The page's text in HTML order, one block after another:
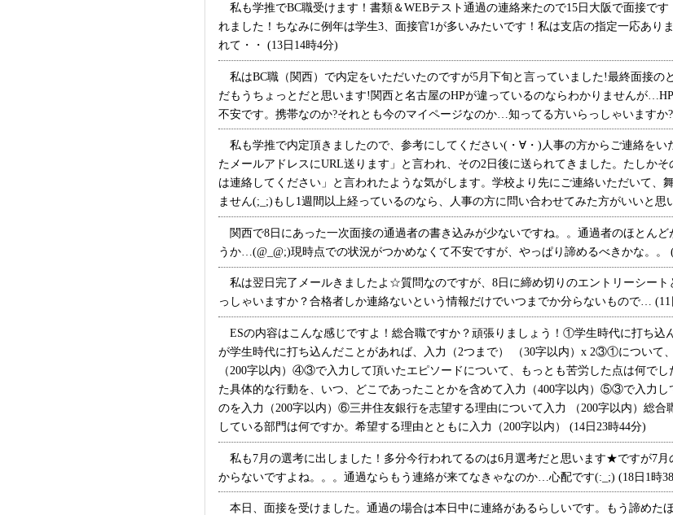
私も学推でBC職受けます！書類＆WEBテスト通過の連絡来たので15日大阪で面接です
れました！ちなみに例年は学生3、面接官1が多いみたいです！私は支店の指定一応あり
れて・・ (13日14時4分)
私はBC職（関西）で内定をいただいたのですが5月下旬と言っていました!最終面接の
だもうちょっとだと思います!関西と名古屋のHPが違っているのならわかりませんが
不安です。携帯なのか?それとも今のマイページなのか…知ってる方いらっしゃいますか
私も学推で内定頂きましたので、参考にしてください(・∀・)人事の方からご連絡をい
たメールアドレスにURL送ります」と言われ、その2日後に送られてきました。たしか
は連絡してください」と言われたような気がします。学校より先にご連絡いただいて、
ません(;_;)もし1週間以上経っているのなら、人事の方に問い合わせてみた方がいいと思
関西で8日にあった一次面接の通過者の書き込みが少ないですね。。通過者のほとんど
うか…(@_@;)現時点での状況がつかめなくて不安ですが、やっぱり諦めるべきかな。。
私は翌日完了メールきましたよ☆質問なのですが、8日に締め切りのエントリーシート
っしゃいますか？合格者しか連絡ないという情報だけでいつまでか分らないもので… (11
ESの内容はこんな感じですよ！総合職ですか？頑張りましょう！①学生時代に打ち
が学生時代に打ち込んだことがあれば、入力（2つまで） （30字以内）x 2③①について
（200字以内）④③で入力して頂いたエピソードについて、もっとも苦労した点は何で
た具体的な行動を、いつ、どこであったことかを含めて入力（400字以内）⑤③で入力し
のを入力（200字以内）⑥三井住友銀行を志望する理由について入力 （200字以内）総
している部門は何ですか。希望する理由とともに入力（200字以内） (14日23時44分)
私も7月の選考に出しました！多分今行われてるのは6月選考だと思います★ですが7月
からないですよね。。。通過ならもう連絡が来てなきゃなのか…心配です(:_;) (18日1時
本日、面接を受けました。通過の場合は本日中に連絡があるらしいです。もう諦めた